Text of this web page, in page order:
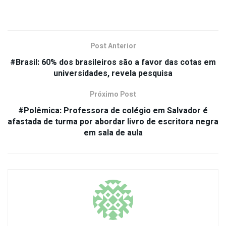
Post Anterior
#Brasil: 60% dos brasileiros são a favor das cotas em
universidades, revela pesquisa
Próximo Post
#Polêmica: Professora de colégio em Salvador é
afastada de turma por abordar livro de escritora negra
em sala de aula